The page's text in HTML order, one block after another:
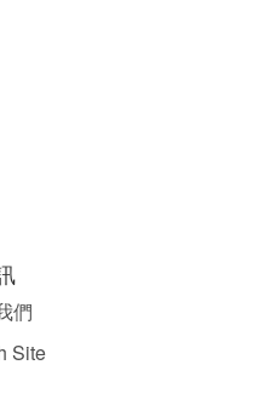
們
Site